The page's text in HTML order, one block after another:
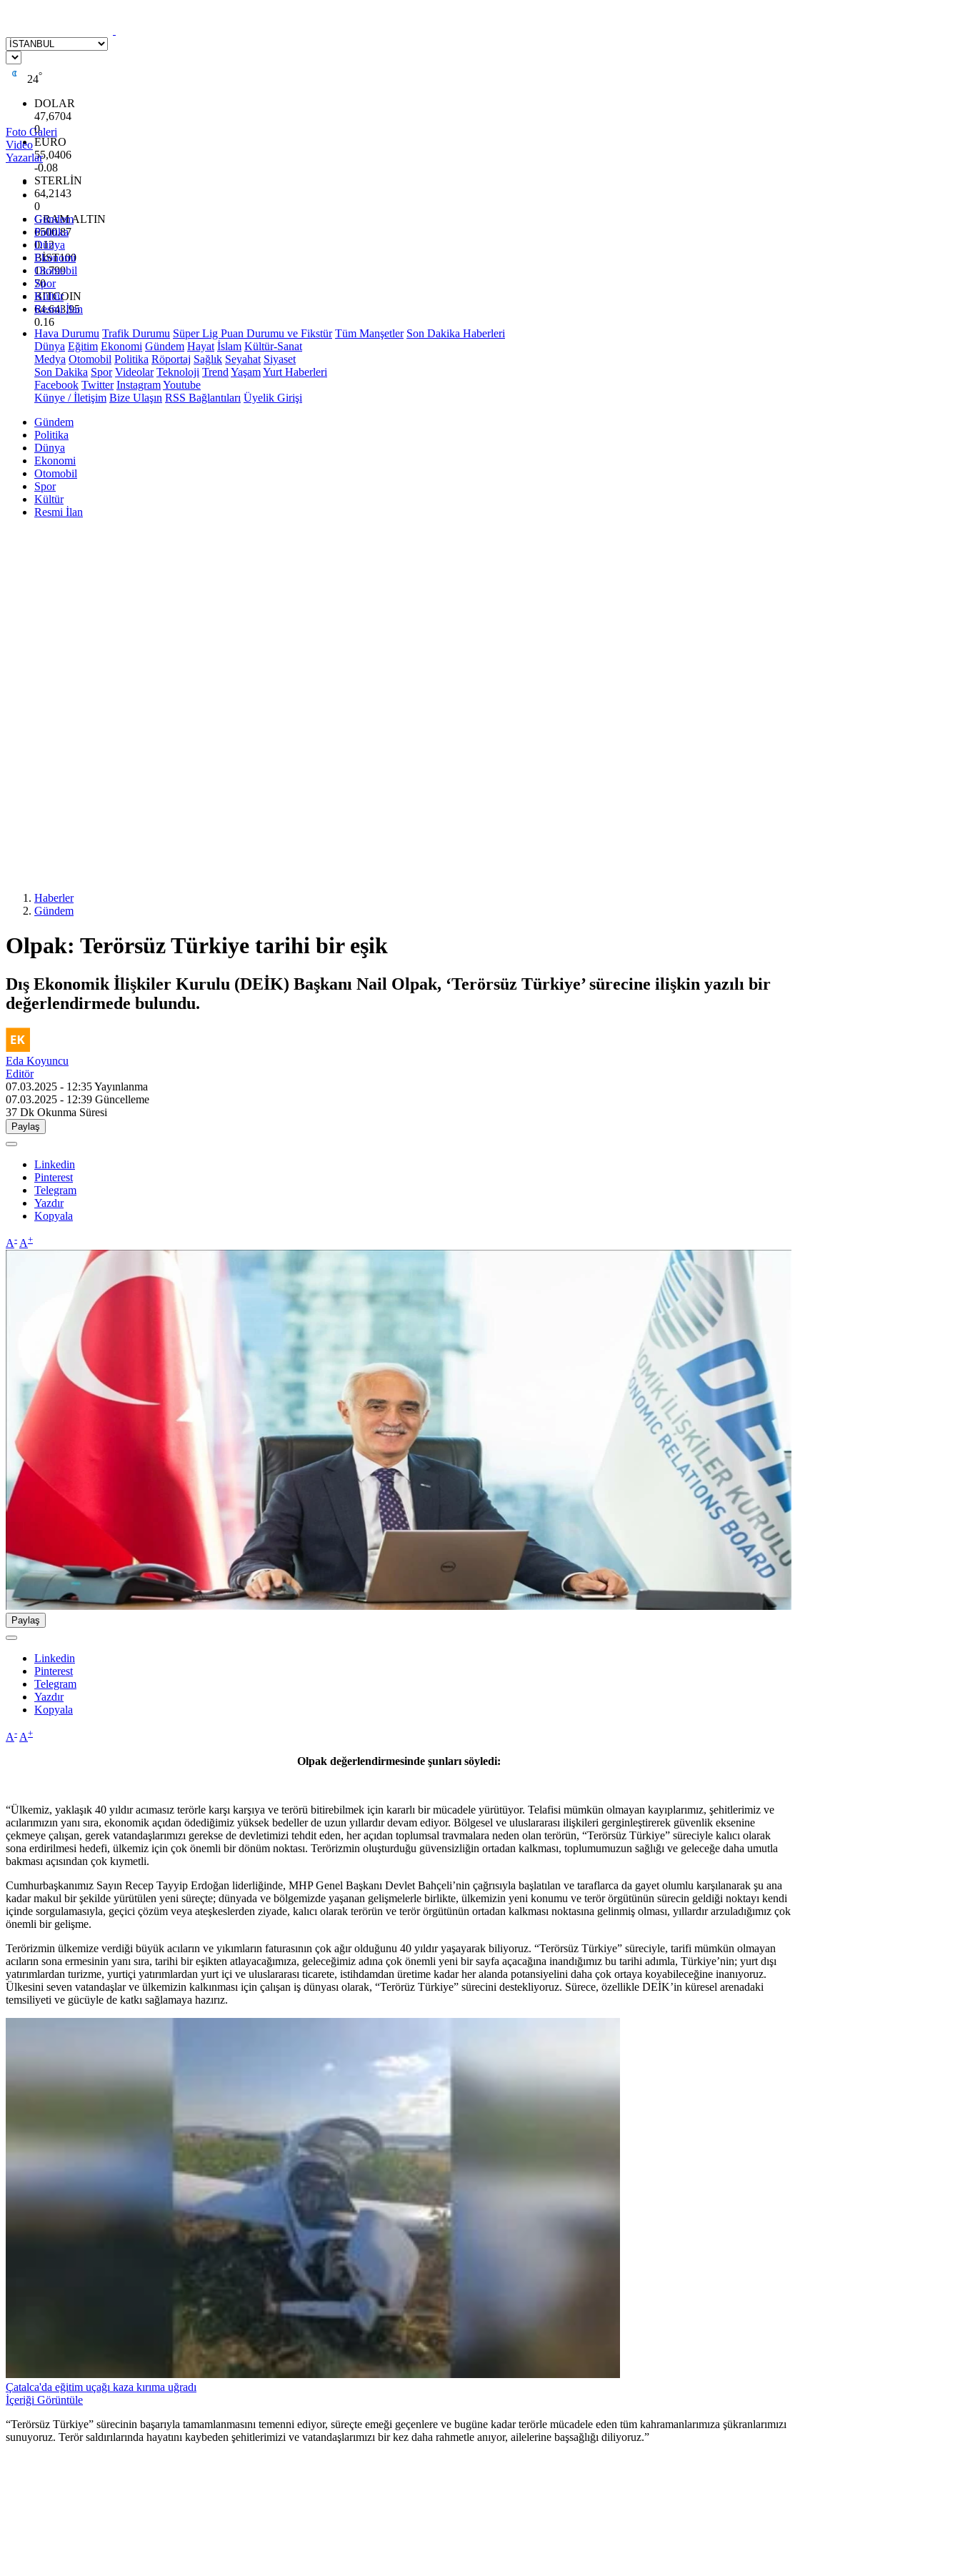
24°
DOLAR
47,6704
0
EURO
55,0406
-0.08
STERLİN
64,2143
0
GRAM ALTIN
6500.87
0.12
BİST100
13.799
70
BITCOIN
64.643,95
0.16
Foto Galeri
Video
Yazarlar
Gündem
Politika
Dünya
Ekonomi
Otomobil
Spor
Kültür
Resmi İlan
Hava Durumu Trafik Durumu Süper Lig Puan Durumu ve Fikstür Tüm Manşetler Son Dakika Haberleri
Dünya Eğitim Ekonomi Gündem Hayat İslam Kültür-Sanat
Medya Otomobil Politika Röportaj Sağlık Seyahat Siyaset
Son Dakika Spor Videolar Teknoloji Trend YaşamYurt Haberleri
Facebook Twitter InstagramYoutube
Künye / İletişim Bize Ulaşın RSS Bağlantıları Üyelik Girişi
Gündem
Politika
Dünya
Ekonomi
Otomobil
Spor
Kültür
Resmi İlan
Haberler
Gündem
Olpak: Terörsüz Türkiye tarihi bir eşik
Dış Ekonomik İlişkiler Kurulu (DEİK) Başkanı Nail Olpak, ‘Terörsüz Türkiye’ sürecine ilişkin yazılı bir
değerlendirmede bulundu.
Eda Koyuncu
Editör
07.03.2025 - 12:35Yayınlanma
07.03.2025 - 12:39 Güncelleme
37 Dk Okunma Süresi
Paylaş
Linkedin
Pinterest
Telegram
Yazdır
Kopyala
A- A+
Paylaş
Linkedin
Pinterest
Telegram
Yazdır
Kopyala
A- A+
Olpak değerlendirmesinde şunları söyledi:
“Ülkemiz, yaklaşık 40 yıldır acımasız terörle karşı karşıya ve terörü bitirebilmek için kararlı bir mücadele yürütüyor. Telafisi mümkün olmayan kayıplarımız, şehitlerimiz ve
acılarımızın yanı sıra, ekonomik açıdan ödediğimiz yüksek bedeller de uzun yıllardır devam ediyor. Bölgesel ve uluslararası ilişkileri gerginleştirerek güvenlik eksenine
çekmeye çalışan, gerek vatandaşlarımızı gerekse de devletimizi tehdit eden, her açıdan toplumsal travmalara neden olan terörün, “Terörsüz Türkiye” süreciyle kalıcı olarak
sona erdirilmesi hedefi, ülkemiz için çok önemli bir dönüm noktası. Terörizmin oluşturduğu güvensizliğin ortadan kalkması, toplumumuzun sağlığı ve geleceğe daha umutla
bakması açısından çok kıymetli.
Cumhurbaşkanımız Sayın Recep Tayyip Erdoğan liderliğinde, MHP Genel Başkanı Devlet Bahçeli’nin çağrısıyla başlatılan ve taraflarca da gayet olumlu karşılanarak şu ana
kadar makul bir şekilde yürütülen yeni süreçte; dünyada ve bölgemizde yaşanan gelişmelerle birlikte, ülkemizin yeni konumu ve terör örgütünün sürecin geldiği noktayı kendi
içinde sorgulamasıyla, geçici çözüm veya ateşkeslerden ziyade, kalıcı olarak terörün ve terör örgütünün ortadan kalkması noktasına gelinmiş olması, yıllardır arzuladığımız çok
önemli bir gelişme.
Terörizmin ülkemize verdiği büyük acıların ve yıkımların faturasının çok ağır olduğunu 40 yıldır yaşayarak biliyoruz. “Terörsüz Türkiye” süreciyle, tarifi mümkün olmayan
acıların sona ermesinin yanı sıra, tarihi bir eşikten atlayacağımıza, geleceğimiz adına çok önemli yeni bir sayfa açacağına inandığımız bu tarihi adımla, Türkiye’nin; yurt dışı
yatırımlardan turizme, yurtiçi yatırımlardan yurt içi ve uluslararası ticarete, istihdamdan üretime kadar her alanda potansiyelini daha çok ortaya koyabileceğine inanıyoruz.
Ülkesini seven vatandaşlar ve ülkemizin kalkınması için çalışan iş dünyası olarak, “Terörüz Türkiye” sürecini destekliyoruz. Sürece, özellikle DEİK’in küresel arenadaki
temsiliyeti ve gücüyle de katkı sağlamaya hazırız.
Çatalca'da eğitim uçağı kaza kırıma uğradı
İçeriği Görüntüle
“Terörsüz Türkiye” sürecinin başarıyla tamamlanmasını temenni ediyor, süreçte emeği geçenlere ve bugüne kadar terörle mücadele eden tüm kahramanlarımıza şükranlarımızı
sunuyoruz. Terör saldırılarında hayatını kaybeden şehitlerimizi ve vatandaşlarımızı bir kez daha rahmetle anıyor, ailelerine başsağlığı diliyoruz.”